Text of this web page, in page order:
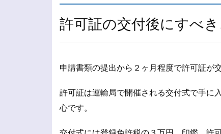
許可証の交付後にすべき
申請書類の提出から２ヶ月程度で許可証が
許可証は運輸局で開催される交付式で手に
心です。